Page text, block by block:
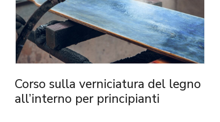
Corso sulla verniciatura del legno
all’interno per principianti